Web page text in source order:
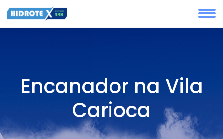
Encanador na Vila
Carioca